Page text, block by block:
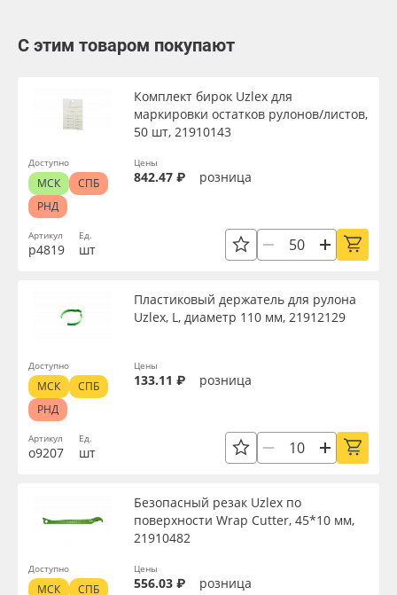
С этим товаром покупают
Артикул
р4819
Комплект бирок Uzlex для
маркировки остатков рулонов/листов,
50 шт, 21910143
Ед.
шт
Цены
842.47 ₽ розница
Доступно
МСК
СПБ
РНД
Артикул
о9207
Пластиковый держатель для рулона
Uzlex, L, диаметр 110 мм, 21912129
Ед.
шт
Цены
133.11 ₽ розница
Доступно
МСК
СПБ
РНД
Безопасный резак Uzlex по
поверхности Wrap Cutter, 45*10 мм,
21910482
Цены
556.03 ₽ розница
Доступно
МСК
СПБ